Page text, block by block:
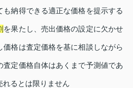
も納得できる適正な価格を提示する
を果たし、売出価格の設定に欠かせ
価格は査定価格を基に相談しながら
査定価格自体はあくまで予測値であ
れるとは限りません